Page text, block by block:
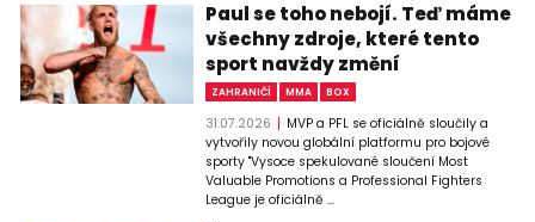
Paul se toho nebojí. Teď máme
všechny zdroje, které tento
sport navždy změní
ZAHRANIČÍ MMA BOX
31.07.2026
MVP a PFL se oficiálně sloučily a
vytvořily novou globální platformu pro bojové
sporty "Vysoce spekulované sloučení Most
Valuable Promotions a Professional Fighters
League je oficiálně ...